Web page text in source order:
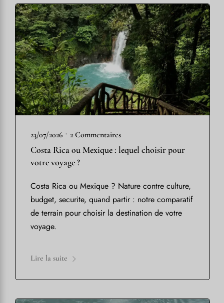
23/07/2026 • 2 Commentaires
Costa Rica ou Mexique : lequel choisir pour
votre voyage ?
Costa Rica ou Mexique ? Nature contre culture,
budget, securite, quand partir : notre comparatif
de terrain pour choisir la destination de votre
voyage.
Lire la suite